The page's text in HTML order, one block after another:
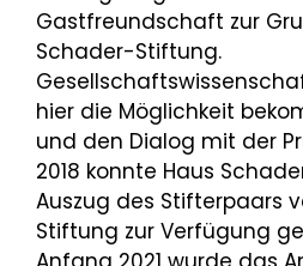
Gastfreundschaft zur
Schader-Stiftung.
hier die Möglichkeit
und den Dialog mit der
2018 konnte Haus
Auszug des Stifterpaars
Stiftung zur Verfügung